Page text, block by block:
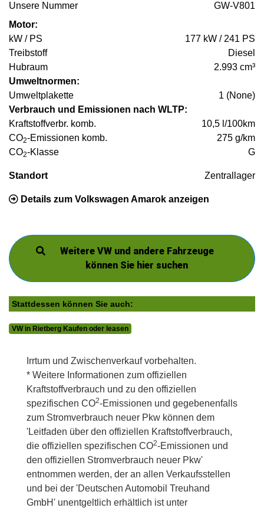
Unsere Nummer
GW-V801
Motor:
kW / PS
177 kW / 241 PS
Treibstoff
Diesel
Hubraum
2.993 cm³
Umweltnormen:
Umweltplakette
1 (None)
Verbrauch und Emissionen nach WLTP:
Kraftstoffverbr. komb.
10,5 l/100km
CO2-Emissionen komb.
275 g/km
CO2-Klasse G
Standort Zentrallager
Details zum Volkswagen Amarok anzeigen
Weitere VW und andere Fahrzeuge
können Sie hier suchen
Stattdessen können Sie auch:
VW in Rietberg Kaufen oder leasen
Irrtum und Zwischenverkauf vorbehalten.
* Weitere Informationen zum offiziellen
Kraftstoffverbrauch und zu den offiziellen
spezifischen CO2-Emissionen und gegebenenfalls
zum Stromverbrauch neuer Pkw können dem
'Leitfaden über den offiziellen Kraftstoffverbrauch,
die offiziellen spezifischen CO2-Emissionen und
den offiziellen Stromverbrauch neuer Pkw'
entnommen werden, der an allen Verkaufsstellen
und bei der 'Deutschen Automobil Treuhand
GmbH' unentgeltlich erhältlich ist unter